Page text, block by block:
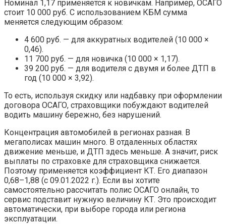
Номинал 1,17 применяется к новичкам. Например, ОСАГО
стоит 10 000 руб. С использованием КБМ сумма
меняется следующим образом:
4 600 руб. — для аккуратных водителей (10 000 ×
0,46).
11 700 руб. — для новичка (10 000 × 1,17).
39 200 руб. — для водителя с двумя и более ДТП в
год (10 000 × 3,92).
То есть, используя скидку или надбавку при оформлении
договора ОСАГО, страховщики побуждают водителей
водить машину бережно, без нарушений.
Концентрация автомобилей в регионах разная. В
мегаполисах машин много. В отдаленных областях
движение меньше, и ДТП здесь меньше. А значит, риск
выплаты по страховке для страховщика снижается.
Поэтому применяется коэффициент КТ. Его диапазон
0,68–1,88 (с 09.01.2022 г.). Если вы хотите
самостоятельно рассчитать полис ОСАГО онлайн, то
сервис подставит нужную величину КТ. Это происходит
автоматически, при выборе города или региона
эксплуатации.